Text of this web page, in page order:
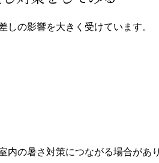
しの影響を大きく受けています。
内の暑さ対策につながる場合があり